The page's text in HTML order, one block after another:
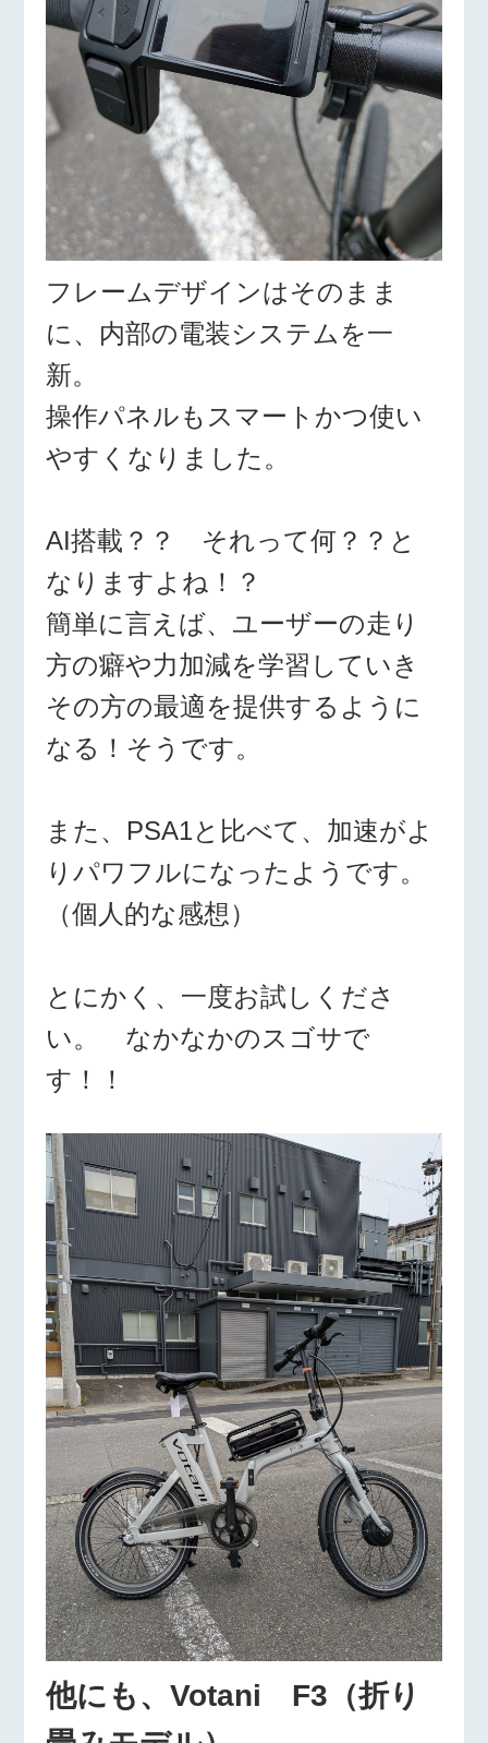
フレームデザインはそのまま
に、内部の電装システムを一
新。
操作パネルもスマートかつ使い
やすくなりました。
AI搭載？？ それって何？？と
なりますよね！？
簡単に言えば、ユーザーの走り
方の癖や力加減を学習していき
その方の最適を提供するように
なる！そうです。
また、PSA1と比べて、加速がよ
りパワフルになったようです。
（個人的な感想）
とにかく、一度お試しくださ
い。 なかなかのスゴサで
す！！
他にも、Votani F3（折り